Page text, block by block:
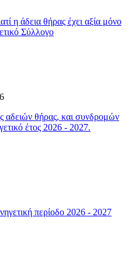
η άδεια θήρας έχει αξία μόνο
Σύλλογο
αδειών θήρας, και συνδρομών
έτος 2026 - 2027.
περίοδο 2026 - 2027